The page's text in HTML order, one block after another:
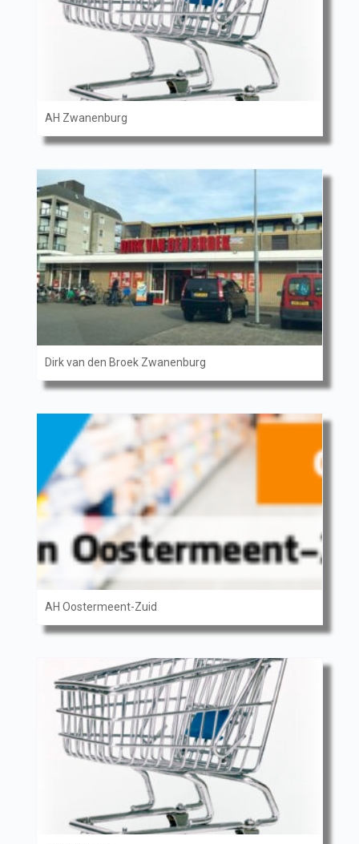
AH Zwanenburg
Dirk van den Broek Zwanenburg
AH Oostermeent-Zuid